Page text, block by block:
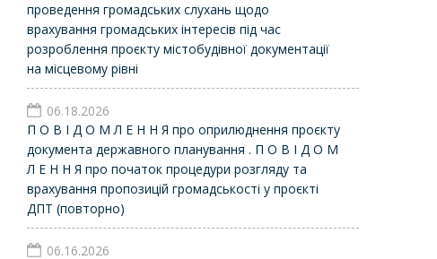
проведення громадських слухань щодо
врахування громадських інтересів під час
розроблення проєкту містобудівної документації
на місцевому рівні
06.18.2026
П О В І Д О М Л Е Н Н Я про оприлюднення проєкту
документа державного планування . П О В І Д О М
Л Е Н Н Я про початок процедури розгляду та
врахування пропозицій громадськості у проєкті
ДПТ (повторно)
06.16.2026